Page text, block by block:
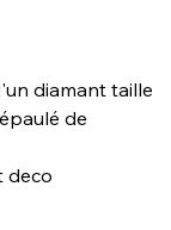
diamant taille
de
deco